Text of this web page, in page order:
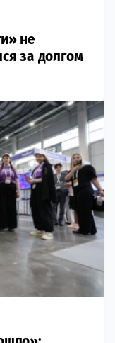
не
за долгом